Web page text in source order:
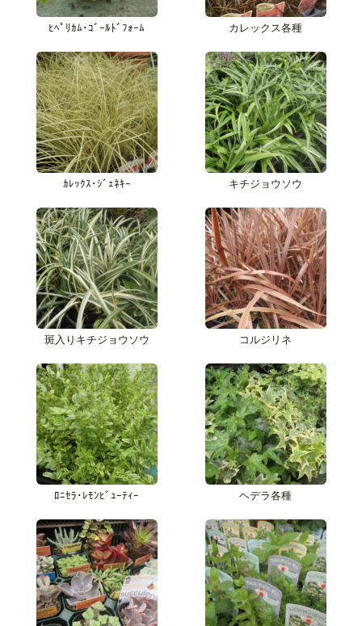
ﾋﾍﾟﾘｶﾑ･ｺﾞｰﾙﾄﾞﾌｫｰﾑ カレックス各種
ｶﾚｯｸｽ･ｼﾞｪﾈｷｰ キチジョウソウ
斑入りキチジョウソウ コルジリネ
ﾛﾆｾﾗ･ﾚﾓﾝﾋﾞｭｰﾃｨｰ ヘデラ各種